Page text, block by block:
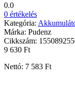
0.0
0 értékelés
Kategória:
Márka: Pudenz
Cikkszám:
9 630 Ft
Nettó: 7 583 Ft